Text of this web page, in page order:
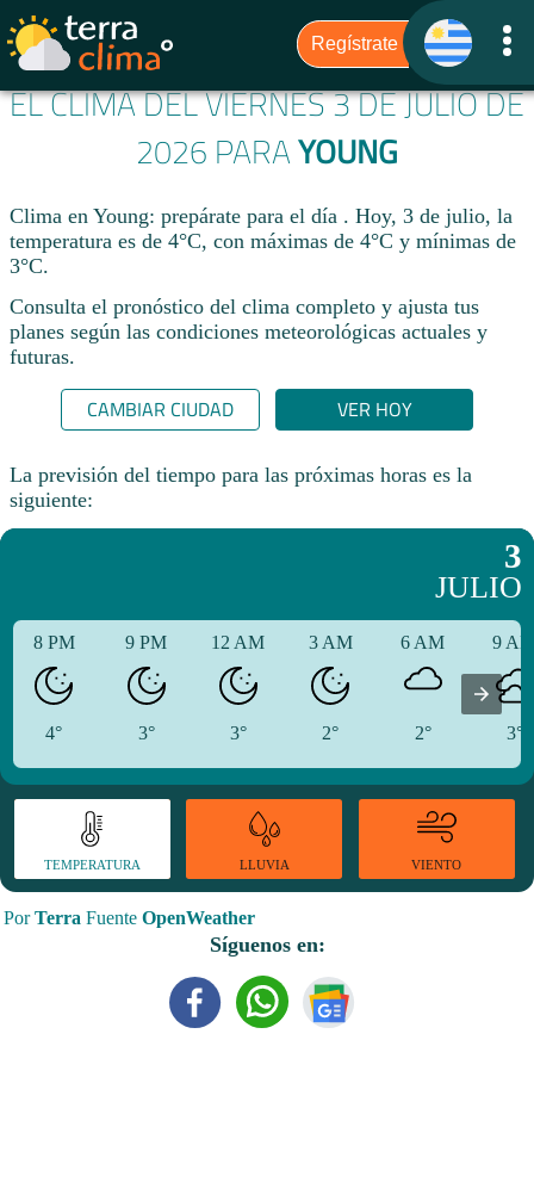
EL CLIMA DEL VIERNES 3 DE JULIO DE
2026 PARAYOUNG
Clima en Young: prepárate para el día . Hoy, 3 de julio, la
temperatura es de 4°C, con máximas de 4°C y mínimas de
3°C.
Consulta el pronóstico del clima completo y ajusta tus
planes según las condiciones meteorológicas actuales y
futuras.
CAMBIAR CIUDAD VER HOY
La previsión del tiempo para las próximas horas es la
siguiente:
3
JULIO
8 PM
4°
9 PM
3°
12 AM
3°
3 AM
2°
6 AM
2°
9
3°
TEMPERATURA LLUVIA VIENTO
PorTerra Fuente OpenWeather
Síguenos en: